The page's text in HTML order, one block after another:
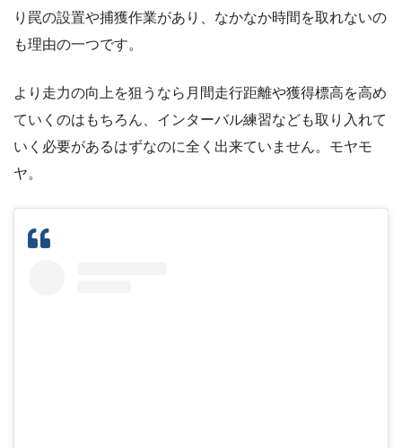
り罠の設置や捕獲作業があり、なかなか時間を取れないの
も理由の一つです。
より走力の向上を狙うなら月間走行距離や獲得標高を高め
ていくのはもちろん、インターバル練習なども取り入れて
いく必要があるはずなのに全く出来ていません。モヤモ
ヤ。